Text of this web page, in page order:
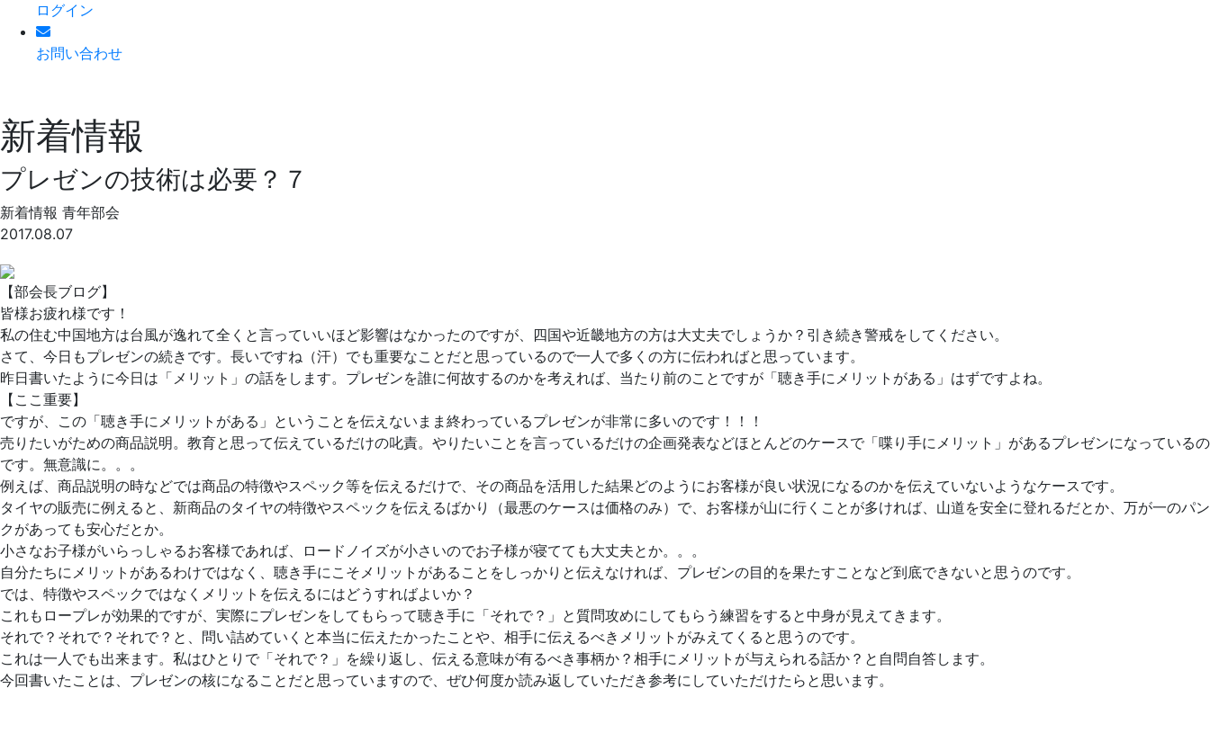
ログイン
お問い合わせ
新着情報
プレゼンの技術は必要？７
新着情報 青年部会
2017.08.07
【部会長ブログ】
皆様お疲れ様です！
私の住む中国地方は台風が逸れて全くと言っていいほど影響はなかったのですが、四国や近畿地方の方は大丈夫でしょうか？引き続き警戒をしてください。
さて、今日もプレゼンの続きです。長いですね（汗）でも重要なことだと思っているので一人で多くの方に伝わればと思っています。
昨日書いたように今日は「メリット」の話をします。プレゼンを誰に何故するのかを考えれば、当たり前のことですが「聴き手にメリットがある」はずですよね。
【ここ重要】
ですが、この「聴き手にメリットがある」ということを伝えないまま終わっているプレゼンが非常に多いのです！！！
売りたいがための商品説明。教育と思って伝えているだけの叱責。やりたいことを言っているだけの企画発表などほとんどのケースで「喋り手にメリット」があるプレゼンになっているの
です。無意識に。。。
例えば、商品説明の時などでは商品の特徴やスペック等を伝えるだけで、その商品を活用した結果どのようにお客様が良い状況になるのかを伝えていないようなケースです。
タイヤの販売に例えると、新商品のタイヤの特徴やスペックを伝えるばかり（最悪のケースは価格のみ）で、お客様が山に行くことが多ければ、山道を安全に登れるだとか、万が一のパン
クがあっても安心だとか。
小さなお子様がいらっしゃるお客様であれば、ロードノイズが小さいのでお子様が寝てても大丈夫とか。。。
自分たちにメリットがあるわけではなく、聴き手にこそメリットがあることをしっかりと伝えなければ、プレゼンの目的を果たすことなど到底できないと思うのです。
では、特徴やスペックではなくメリットを伝えるにはどうすればよいか？
これもロープレが効果的ですが、実際にプレゼンをしてもらって聴き手に「それで？」と質問攻めにしてもらう練習をすると中身が見えてきます。
それで？それで？それで？と、問い詰めていくと本当に伝えたかったことや、相手に伝えるべきメリットがみえてくると思うのです。
これは一人でも出来ます。私はひとりで「それで？」を繰り返し、伝える意味が有るべき事柄か？相手にメリットが与えられる話か？と自問自答します。
今回書いたことは、プレゼンの核になることだと思っていますので、ぜひ何度か読み返していただき参考にしていただけたらと思います。